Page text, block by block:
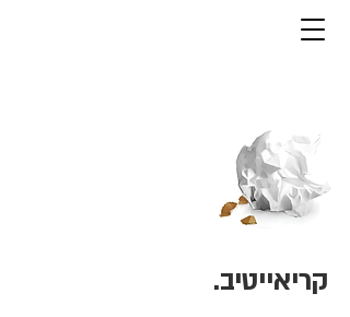
קריאייטיב.